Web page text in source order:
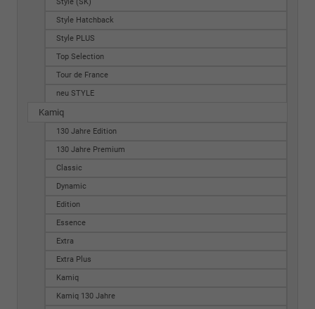
Style (SK)
Style Hatchback
Style PLUS
Top Selection
Tour de France
neu STYLE
Kamiq
130 Jahre Edition
130 Jahre Premium
Classic
Dynamic
Edition
Essence
Extra
Extra Plus
Kamiq
Kamiq 130 Jahre